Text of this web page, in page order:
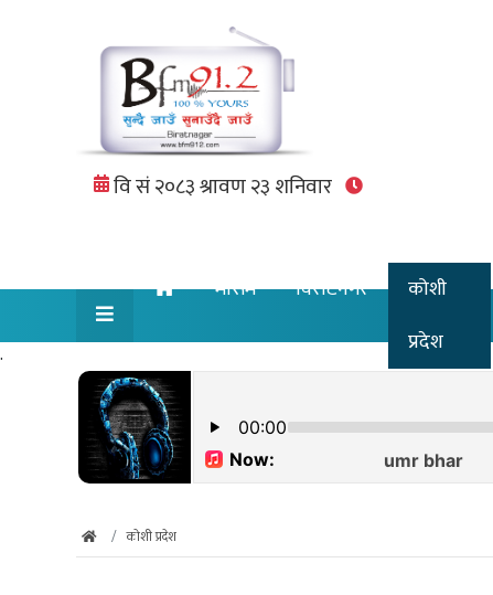
मौसम विराटनगर
कोशी
प्रदेश
.
कोशी प्रदेश